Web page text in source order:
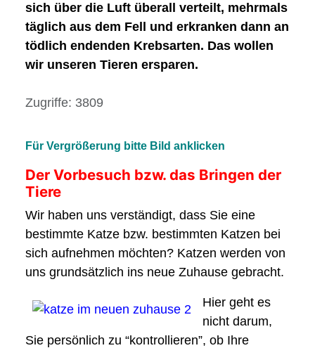
sich über die Luft überall verteilt, mehrmals
täglich aus dem Fell und erkranken dann an
tödlich endenden Krebsarten. Das wollen
wir unseren Tieren ersparen.
Details
Zugriffe: 3809
Für Vergrößerung bitte Bild anklicken
Der Vorbesuch bzw. das Bringen der
Tiere
Wir haben uns verständigt, dass Sie eine
bestimmte Katze bzw. bestimmten Katzen bei
sich aufnehmen möchten? Katzen werden von
uns grundsätzlich ins neue Zuhause gebracht.
Hier geht es
nicht darum,
Sie persönlich zu “kontrollieren”, ob Ihre